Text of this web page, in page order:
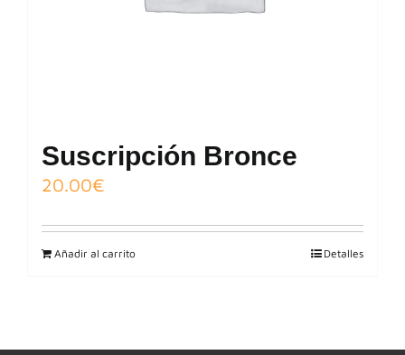
Suscripción Bronce
20.00€
Añadir al carrito Detalles